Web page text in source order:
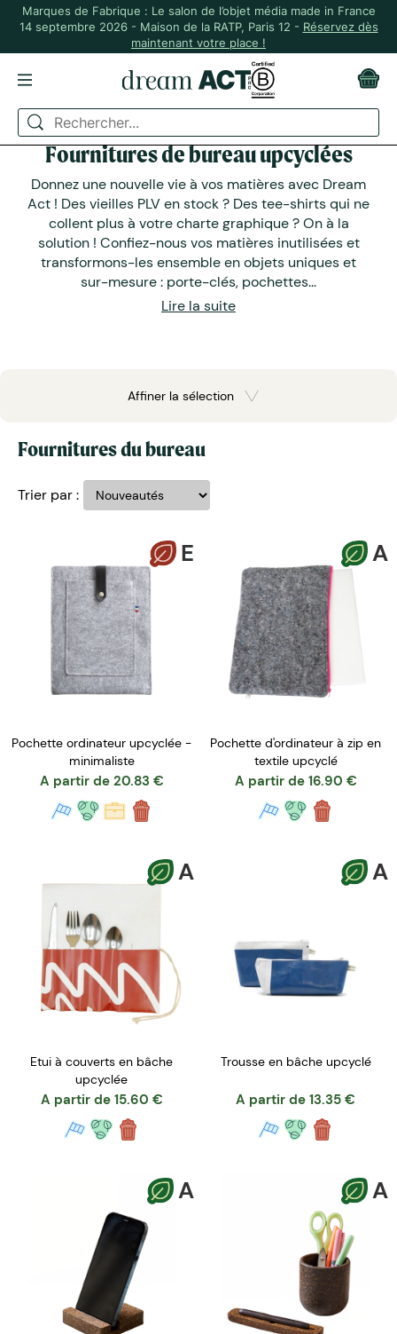
Marques de Fabrique : Le salon de l’objet média made in France
14 septembre 2026 - Maison de la RATP, Paris 12 - Réservez dès
maintenant votre place !
Fournitures de bureau upcyclées
Donnez une nouvelle vie à vos matières avec Dream
Act ! Des vieilles PLV en stock ? Des tee-shirts qui ne
collent plus à votre charte graphique ? On à la
solution ! Confiez-nous vos matières inutilisées et
transformons-les ensemble en objets uniques et
sur-mesure : porte-clés, pochettes...
Lire la suite
Affiner la sélection
Fournitures du bureau
Trier par :
E
Pochette ordinateur upcyclée -
minimaliste
A partir de 20.83 €
A
Pochette d'ordinateur à zip en
textile upcyclé
A partir de 16.90 €
A
Etui à couverts en bâche
upcyclée
A partir de 15.60 €
A
Trousse en bâche upcyclé
A partir de 13.35 €
A A